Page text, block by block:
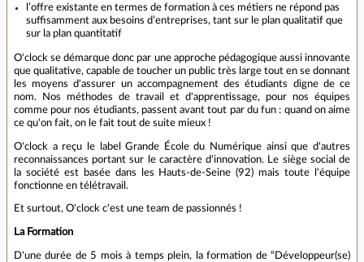
l’offre existante en termes de formation à ces métiers ne répond pas
suffisamment aux besoins d’entreprises, tant sur le plan qualitatif que
sur la plan quantitatif
O'clock se démarque donc par une approche pédagogique aussi innovante
que qualitative, capable de toucher un public très large tout en se donnant
les moyens d'assurer un accompagnement des étudiants digne de ce
nom. Nos méthodes de travail et d'apprentissage, pour nos équipes
comme pour nos étudiants, passent avant tout par du fun : quand on aime
ce qu'on fait, on le fait tout de suite mieux !
O'clock a reçu le label Grande École du Numérique ainsi que d'autres
reconnaissances portant sur le caractère d'innovation. Le siège social de
la société est basée dans les Hauts-de-Seine (92) mais toute l'équipe
fonctionne en télétravail.
Et surtout, O'clock c'est une team de passionnés !
La Formation
D'une durée de 5 mois à temps plein, la formation de “Développeur(se)